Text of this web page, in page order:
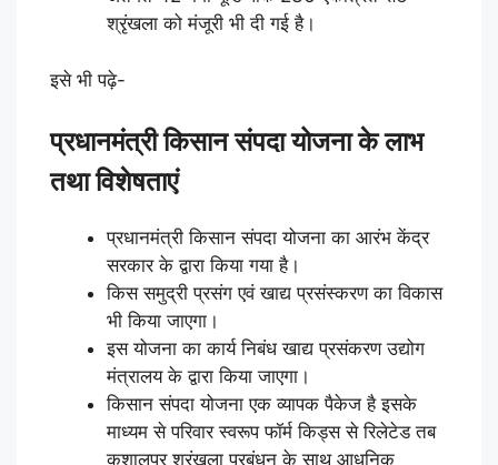
श्रृंखला को मंजूरी भी दी गई है।
इसे भी पढ़े-
प्रधानमंत्री किसान संपदा योजना के लाभ
तथा विशेषताएं
प्रधानमंत्री किसान संपदा योजना का आरंभ केंद्र
सरकार के द्वारा किया गया है।
किस समुद्री प्रसंग एवं खाद्य प्रसंस्करण का विकास
भी किया जाएगा।
इस योजना का कार्य निबंध खाद्य प्रसंकरण उद्योग
मंत्रालय के द्वारा किया जाएगा।
किसान संपदा योजना एक व्यापक पैकेज है इसके
माध्यम से परिवार स्वरूप फॉर्म किड्स से रिलेटेड तब
कुशालपुर श्रृंखला प्रबंधन के साथ आधुनिक